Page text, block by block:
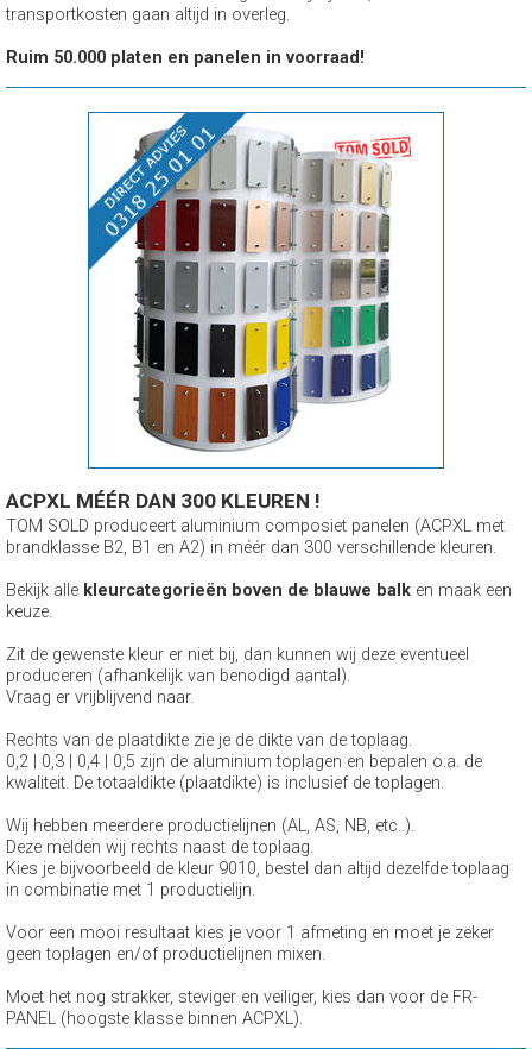
transportkosten gaan altijd in overleg.
Ruim 50.000 platen en panelen in voorraad!
ACPXL MÉÉR DAN 300 KLEUREN !
TOM SOLD produceert aluminium composiet panelen (ACPXL met
brandklasse B2, B1 en A2) in méér dan 300 verschillende kleuren.
Bekijk alle kleurcategorieën boven de blauwe balk en maak een
keuze.
Zit de gewenste kleur er niet bij, dan kunnen wij deze eventueel
produceren (afhankelijk van benodigd aantal).
Vraag er vrijblijvend naar.
Rechts van de plaatdikte zie je de dikte van de toplaag.
0,2 | 0,3 | 0,4 | 0,5 zijn de aluminium toplagen en bepalen o.a. de
kwaliteit. De totaaldikte (plaatdikte) is inclusief de toplagen.
Wij hebben meerdere productielijnen (AL, AS, NB, etc..).
Deze melden wij rechts naast de toplaag.
Kies je bijvoorbeeld de kleur 9010, bestel dan altijd dezelfde toplaag
in combinatie met 1 productielijn.
Voor een mooi resultaat kies je voor 1 afmeting en moet je zeker
geen toplagen en/of productielijnen mixen.
Moet het nog strakker, steviger en veiliger, kies dan voor de FR-
PANEL (hoogste klasse binnen ACPXL).